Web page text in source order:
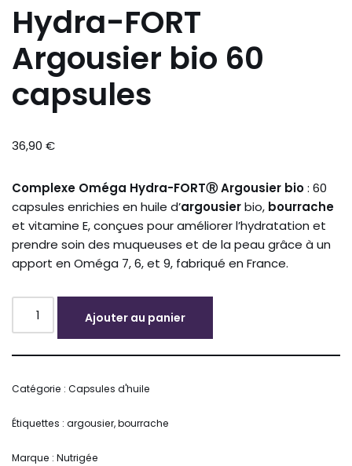
Hydra-FORT
Argousier bio 60
capsules
36,90 €
Complexe Oméga Hydra-FORTⓇ Argousier bio: 60
capsules enrichies en huile d’argousierbio, bourrache
et vitamine E, conçues pour améliorer l’hydratation et
prendre soin des muqueuses et de la peau grâce à un
apport en Oméga 7, 6, et 9, fabriqué en France.
Ajouter au panier
Catégorie : Capsules d'huile
Étiquettes : argousier,bourrache
Marque : Nutrigée